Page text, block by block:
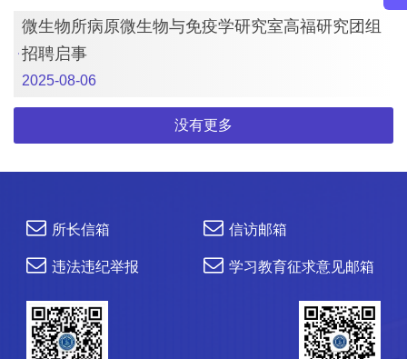
微生物所病原微生物与免疫学研究室高福研究团组
招聘启事
2025-08-06
没有更多
所长信箱 信访邮箱
违法违纪举报 学习教育征求意见邮箱